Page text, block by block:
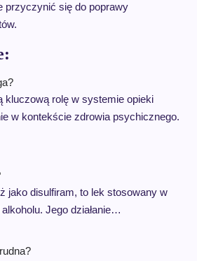
przyczynić się do poprawy
kluczową rolę w systemie opieki
w kontekście zdrowia psychicznego.
jako disulfiram, to lek stosowany w
Jego działanie…